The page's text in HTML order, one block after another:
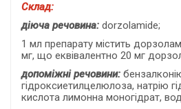
Склад:
діюча речовина: dorzolamide;
1 мл препарату містить
мг, що еквівалентно 20 мг
допоміжні речовини:
гідроксиетилцелюлоза, натрію
кислота лимонна моногідрат,